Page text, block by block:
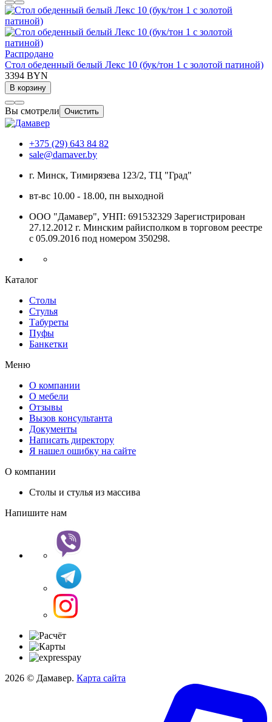
Распродано
Стол обеденный белый Лекс 10 (бук/тон 1 с золотой патиной)
3394 BYN
В корзину
Вы смотрели Очистить
+375 (29) 643 84 82
sale@damaver.by
г. Минск, Тимирязева 123/2, ТЦ "Град"
вт-вс 10.00 - 18.00, пн выходной
ООО "Дамавер", УНП: 691532329 Зарегистрирован
27.12.2012 г. Минским райисполком в торговом реестре
с 05.09.2016 под номером 350298.
Каталог
Столы
Стулья
Табуреты
Пуфы
Банкетки
Меню
О компании
О мебели
Отзывы
Вызов консультанта
Документы
Написать директору
Я нашел ошибку на сайте
О компании
Столы и стулья из массива
Напишите нам
2026 © Дамавер. Карта сайта